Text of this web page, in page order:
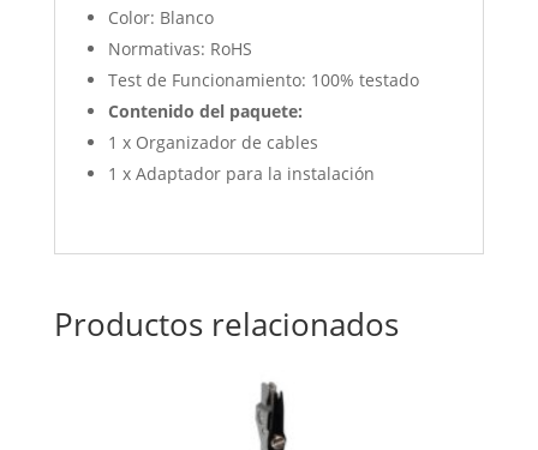
Color: Blanco
Normativas: RoHS
Test de Funcionamiento: 100% testado
Contenido del paquete:
1 x Organizador de cables
1 x Adaptador para la instalación
Productos relacionados